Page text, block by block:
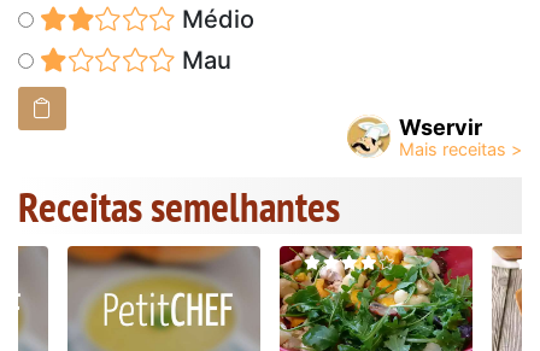
Médio
Mau
Wservir
Receitas semelhantes